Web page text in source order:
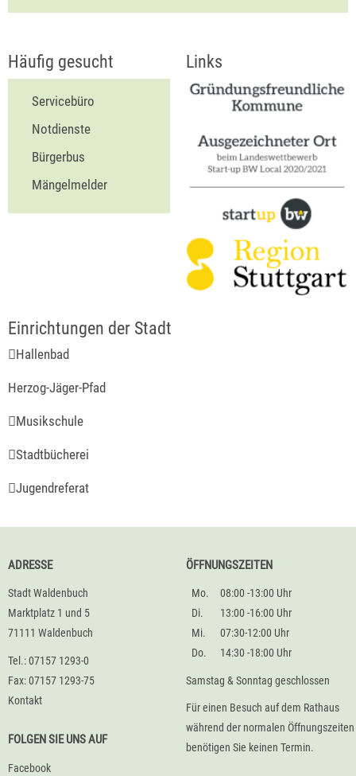
Häufig gesucht
Servicebüro
Notdienste
Bürgerbus
Mängelmelder
Links
Hallenbad
Herzog-Jäger-Pfad
Musikschule
Stadtbücherei
Jugendreferat
ADRESSE
Stadt Waldenbuch
Marktplatz 1 und 5
71111 Waldenbuch
Tel.: 07157 1293-0
Fax: 07157 1293-75
Kontakt
FOLGEN SIE UNS AUF
Facebook
ÖFFNUNGSZEITEN
Mo.
08:00 -13:00 Uhr
Di.
13:00 -16:00 Uhr
Mi.
07:30-12:00 Uhr
Do.
14:30 -18:00 Uhr
Samstag & Sonntag geschlossen
Für einen Besuch auf dem Rathaus
während der normalen Öffnungszeiten
benötigen Sie keinen Termin.